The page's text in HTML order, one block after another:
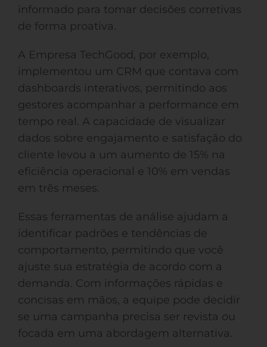
informado para tomar decisões corretivas
de forma proativa.
A Empresa TechGood, por exemplo,
implementou um CRM que contava com
dashboards interativos, permitindo aos
gestores acompanhar a performance em
tempo real. A capacidade de visualizar
dados sobre engajamento e satisfação do
cliente levou a um aumento de 15% na
eficiência operacional e 10% em vendas
em três meses.
Essas ferramentas de análise ajudam a
identificar padrões e tendências de
comportamento, permitindo que você
ajuste sua estratégia de acordo com a
demanda. Com informações rápidas e
concisas em mãos, a equipe pode decidir
se uma campanha precisa ser revista ou
focada em uma abordagem alternativa.